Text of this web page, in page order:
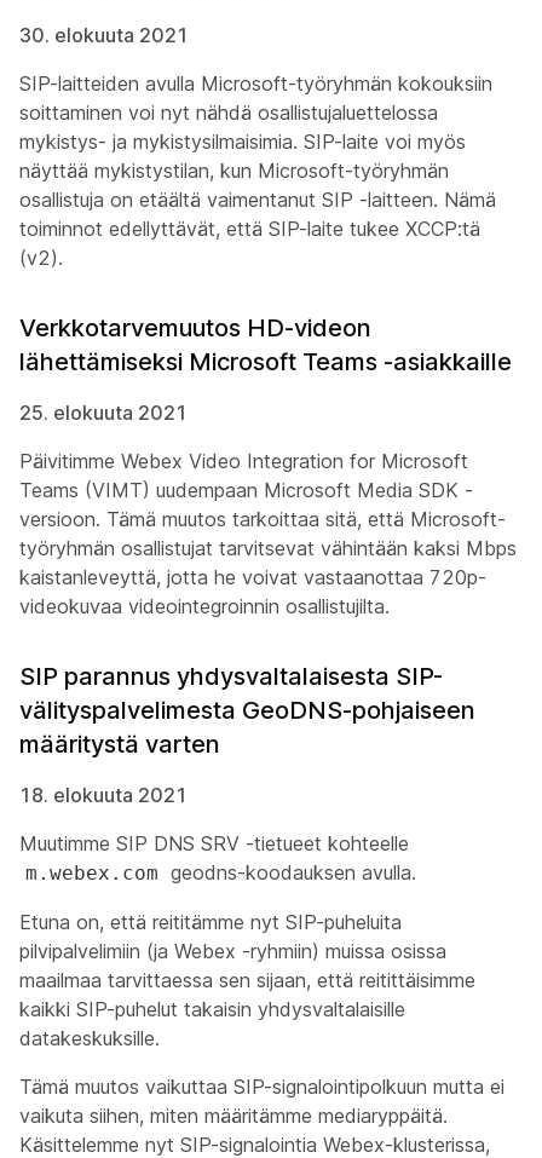
30. elokuuta 2021
SIP-laitteiden avulla Microsoft-työryhmän kokouksiin
soittaminen voi nyt nähdä osallistujaluettelossa
mykistys- ja mykistysilmaisimia. SIP-laite voi myös
näyttää mykistystilan, kun Microsoft-työryhmän
osallistuja on etäältä vaimentanut SIP -laitteen. Nämä
toiminnot edellyttävät, että SIP-laite tukee XCCP:tä
(v2).
Verkkotarvemuutos HD-videon
lähettämiseksi Microsoft Teams -asiakkaille
25. elokuuta 2021
Päivitimme Webex Video Integration for Microsoft
Teams (VIMT) uudempaan Microsoft Media SDK -
versioon. Tämä muutos tarkoittaa sitä, että Microsoft-
työryhmän osallistujat tarvitsevat vähintään kaksi Mbps
kaistanleveyttä, jotta he voivat vastaanottaa 720p-
videokuvaa videointegroinnin osallistujilta.
SIP parannus yhdysvaltalaisesta SIP-
välityspalvelimesta GeoDNS-pohjaiseen
määritystä varten
18. elokuuta 2021
Muutimme SIP DNS SRV -tietueet kohteelle
m.webex.com geodns-koodauksen avulla.
Etuna on, että reititämme nyt SIP-puheluita
pilvipalvelimiin (ja Webex -ryhmiin) muissa osissa
maailmaa tarvittaessa sen sijaan, että reitittäisimme
kaikki SIP-puhelut takaisin yhdysvaltalaisille
datakeskuksille.
Tämä muutos vaikuttaa SIP-signalointipolkuun mutta ei
vaikuta siihen, miten määritämme mediaryppäitä.
Käsittelemme nyt SIP-signalointia Webex-klusterissa,